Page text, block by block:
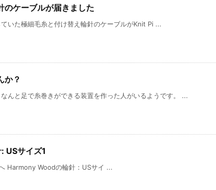
のケーブルが届きました
いた極細毛糸と付け替え輪針のケーブルがKnit Pi ...
か？
んと足で糸巻きができる装置を作った人がいるようです。 ...
USサイズ1
Harmony Woodの輪針：USサイ ...